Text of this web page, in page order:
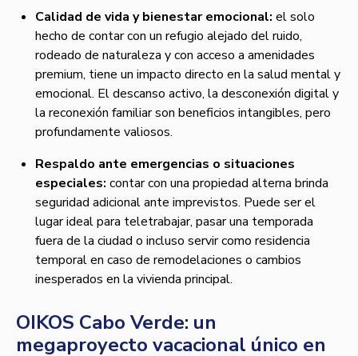
Calidad de vida y bienestar emocional: el solo
hecho de contar con un refugio alejado del ruido,
rodeado de naturaleza y con acceso a amenidades
premium, tiene un impacto directo en la salud mental y
emocional. El descanso activo, la desconexión digital y
la reconexión familiar son beneficios intangibles, pero
profundamente valiosos.
Respaldo ante emergencias o situaciones
especiales: contar con una propiedad alterna brinda
seguridad adicional ante imprevistos. Puede ser el
lugar ideal para teletrabajar, pasar una temporada
fuera de la ciudad o incluso servir como residencia
temporal en caso de remodelaciones o cambios
inesperados en la vivienda principal.
OIKOS Cabo Verde: un
megaproyecto vacacional único en